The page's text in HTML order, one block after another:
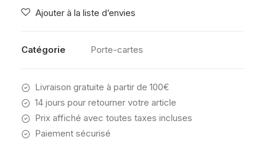
Ajouter à la liste d’envies
Catégorie Porte-cartes
Livraison gratuite à partir de 100€
14 jours pour retourner votre article
Prix affiché avec toutes taxes incluses
Paiement sécurisé